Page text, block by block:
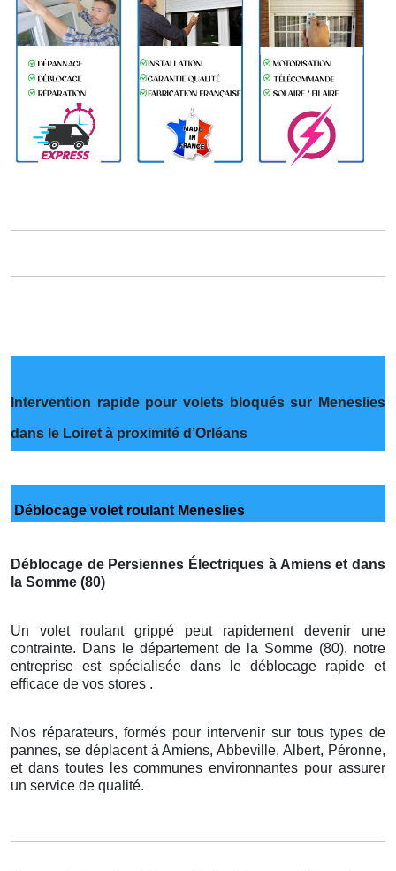
Intervention rapide pour volets bloqués sur Meneslies
dans le Loiret à proximité d’Orléans
Déblocage volet roulant Meneslies
Déblocage de Persiennes Électriques à Amiens et dans
la Somme (80)
Un volet roulant grippé peut rapidement devenir une
contrainte. Dans le département de la Somme (80), notre
entreprise est spécialisée dans le déblocage rapide et
efficace de vos stores .
Nos réparateurs, formés pour intervenir sur tous types de
pannes, se déplacent à Amiens, Abbeville, Albert, Péronne,
et dans toutes les communes environnantes pour assurer
un service de qualité.